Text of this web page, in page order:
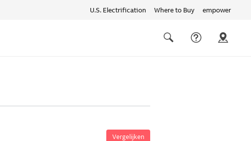
U.S. Electrification Where to Buy empower
links
Vergelijken